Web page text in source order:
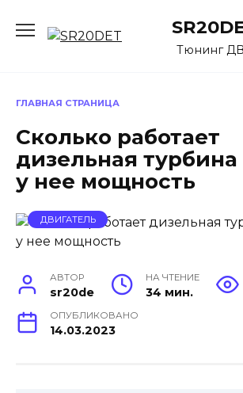
содержанию
Тюнинг
ГЛАВНАЯ СТРАНИЦА
Сколько работает
дизельная турбина
у нее мощность
ДВИГАТЕЛЬ
АВТОР
sr20de
НА ЧТЕНИЕ
34 мин.
ОПУБЛИКОВАНО
14.03.2023